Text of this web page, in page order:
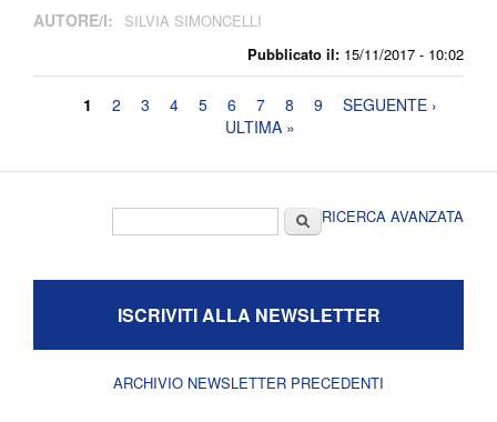
Pubblicato il: 15/11/2017 - 10:02
AUTORE/I: SILVIA SIMONCELLI
Pagine
1 2 3 4 5 6 7 8 9
SEGUENTE ›
ULTIMA »
CercaRICERCA AVANZATA
ISCRIVITI ALLA NEWSLETTER
ARCHIVIO NEWSLETTER PRECEDENTI